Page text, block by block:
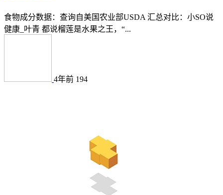
食物成分数据：查询自美国农业部USDA 汇总对比：小SO说
健康_叶青 都说榴莲是水果之王，“...
4年前 194